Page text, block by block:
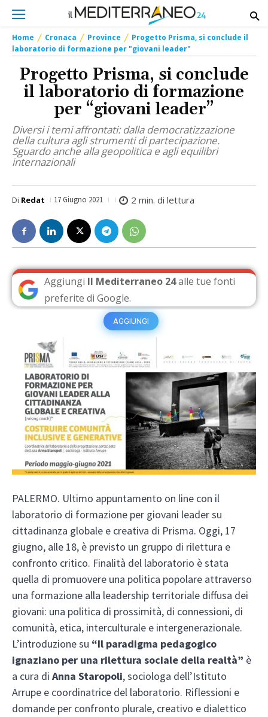
Home Cronaca Province
Progetto Prisma, si conclude il
laboratorio di formazione per "giovani leader"
Progetto Prisma, si conclude
il laboratorio di formazione
per “giovani leader”
Diversi i temi affrontati: dalla democratizzazione
della cultura agli strumenti di partecipazione.
Sguardo anche alla geopolitica e agli equilibri
internazionali
Di Redat 17 Giugno 2021 2 min. di lettura
Aggiungi Il Mediterraneo 24alle tue fonti
preferite di Google.
AGGIUNGI
PALERMO. Ultimo appuntamento on line con il
laboratorio di formazione per giovani leader su
cittadinanza globale e creativa di Prisma. Oggi, 17
giugno, alle 18, è previsto un gruppo di rilettura e
confronto critico. Finalità del laboratorio è stata
quella di promuovere una politica popolare attraverso
una formazione alla leadership territoriale diffusa dei
giovani: una politica di prossimità, di connessioni, di
comunità, etica, interculturale e intergenerazionale.
L’introduzione su “Il paradigma pedagogico
ignaziano per una rilettura sociale della realtà” è
a cura di Anna Staropoli, sociologa dell’Istituto
Arrupe e coordinatrice del laboratorio. Riflessioni e
domande per confronto plurale, creativo e dialettico